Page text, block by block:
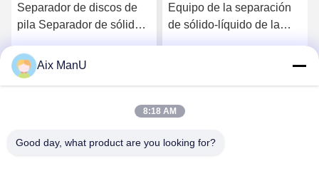
Separador de discos de
pila Separador de sólidos
Equipo de la separación
de sólido-líquido de la
Aix ManU
8:18 AM
Good day, what product are you looking for?